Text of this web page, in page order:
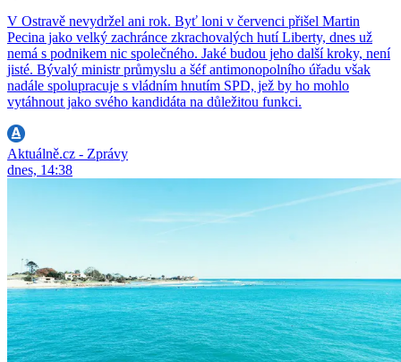
V Ostravě nevydržel ani rok. Byť loni v červenci přišel Martin
Pecina jako velký zachránce zkrachovalých hutí Liberty, dnes už
nemá s podnikem nic společného. Jaké budou jeho další kroky, není
jisté. Bývalý ministr průmyslu a šéf antimonopolního úřadu však
nadále spolupracuje s vládním hnutím SPD, jež by ho mohlo
vytáhnout jako svého kandidáta na důležitou funkci.
Aktuálně.cz - Zprávy
dnes, 14:38